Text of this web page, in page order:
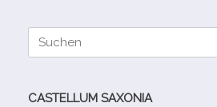
Suche
CASTELLUM SAXONIA